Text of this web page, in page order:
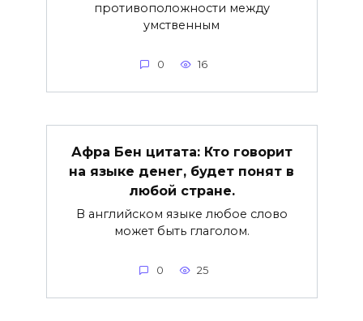
противоположности между
умственным
0 16
Афра Бен цитата: Кто говорит
на языке денег, будет понят в
любой стране.
В английском языке любое слово
может быть глаголом.
0 25